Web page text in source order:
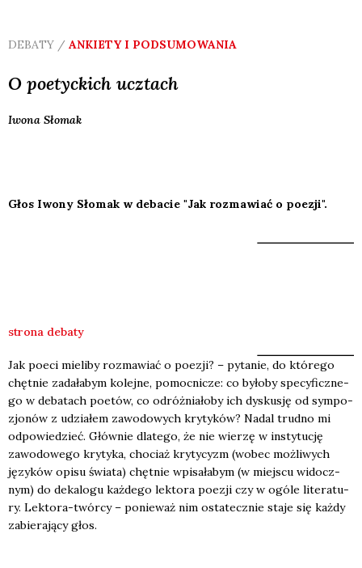
DEBATY / ANKIETY I PODSUMOWANIA
O poetyckich ucztach
Iwona Słomak
Głos Iwony Słomak w debacie "Jak rozmawiać o poezji".
strona debaty
Jak poeci mie­li­by roz­ma­wiać o poezji? – pyta­nie, do któ­re­go
chęt­nie zada­ła­bym kolej­ne, pomoc­ni­cze: co było­by spe­cy­ficz­ne­
go w deba­tach poetów, co odróż­nia­ło­by ich dys­ku­sję od sym­po­
zjo­nów z udzia­łem zawo­do­wych kry­ty­ków? Nadal trud­no mi
odpo­wie­dzieć. Głów­nie dla­te­go, że nie wie­rzę w insty­tu­cję
zawo­do­we­go kry­ty­ka, cho­ciaż kry­ty­cyzm (wobec moż­li­wych
języ­ków opi­su świa­ta) chęt­nie wpi­sa­ła­bym (w miej­scu widocz­
nym) do deka­lo­gu każ­de­go lek­to­ra poezji czy w ogó­le lite­ra­tu­
ry. Lek­to­ra-twór­cy – ponie­waż nim osta­tecz­nie sta­je się każ­dy
zabie­ra­ją­cy głos.